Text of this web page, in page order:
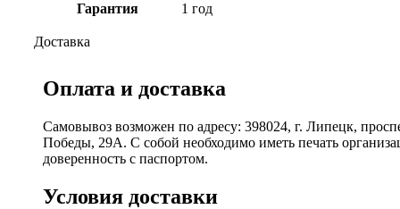
Гарантия 1 год
Доставка
Оплата и доставка
Самовывоз возможен по адресу: 398024, г. Липецк,
Победы, 29А. С собой необходимо иметь печать
доверенность с паспортом.
Условия доставки